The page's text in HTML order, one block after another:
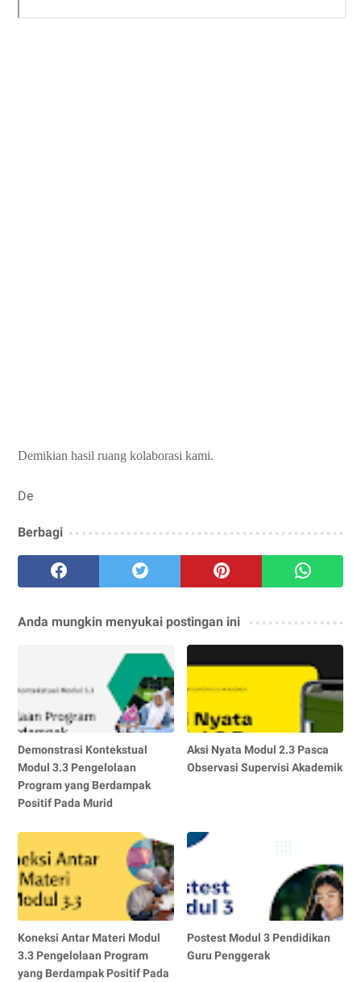
Demikian hasil ruang kolaborasi kami.
De
Berbagi
Anda mungkin menyukai postingan ini
Demonstrasi Kontekstual
Modul 3.3 Pengelolaan
Program yang Berdampak
Positif Pada Murid
Aksi Nyata Modul 2.3 Pasca
Observasi Supervisi Akademik
Koneksi Antar Materi Modul
3.3 Pengelolaan Program
yang Berdampak Positif Pada
Postest Modul 3 Pendidikan
Guru Penggerak